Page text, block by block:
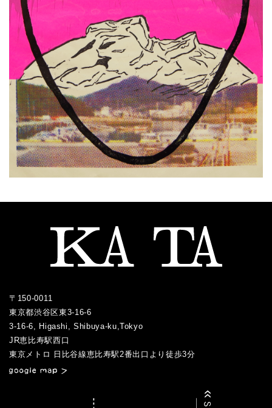
〒150-0011
東京都渋谷区東3-16-6
3-16-6, Higashi, Shibuya-ku,Tokyo
JR恵比寿駅西口
／
東京メトロ 日比谷線恵比寿駅2番出口より徒歩3分